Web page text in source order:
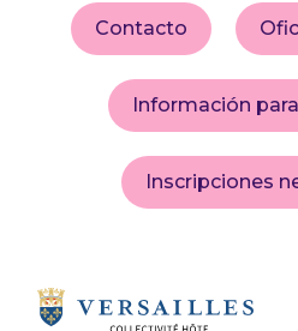
Contacto
Información
Inscripciones